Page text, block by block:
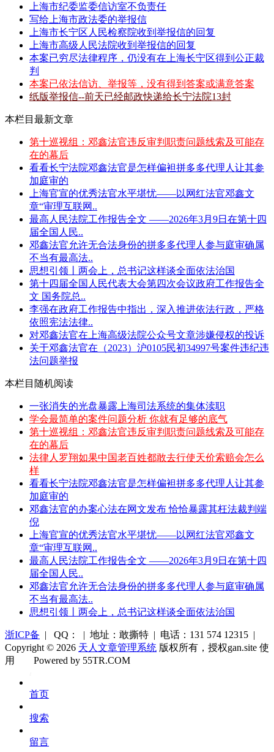
上海市纪委监委信访室不负责任
写给上海市政法委的举报信
上海市长宁区人民检察院收到举报信的回复
上海市高级人民法院收到举报信的回复
本案已穷尽法律程序，仍没有在上海长宁区得到公正裁
判
本案已依法信访、举报等，没有得到答案或满意答案
纸版举报信--前天已经邮政快递给长宁法院13封
本栏目最新文章
第十巡视组：邓鑫法官违反审判职责问题线索及可能存
在的幕后
看看长宁法院邓鑫法官是怎样偏袒拼多多代理人让其参
加庭审的
上海官宣的优秀法官水平堪忧——以网红法官邓鑫文
章“审理互联网..
最高人民法院工作报告全文 ——2026年3月9日在第十四
届全国人民..
邓鑫法官允许无合法身份的拼多多代理人参与庭审确属
不当有最高法..
思想引领丨两会上，总书记这样谈全面依法治国
第十四届全国人民代表大会第四次会议政府工作报告全
文 国务院总..
李强在政府工作报告中指出，深入推进依法行政，严格
依照宪法法律..
对邓鑫法官在上海高级法院公众号文章涉嫌侵权的投诉
关于邓鑫法官在（2023）沪0105民初34997号案件违纪违
法问题举报
本栏目随机阅读
一张消失的光盘暴露上海司法系统的集体渎职
学会最简单的案件问题分析 你就有足够的底气
第十巡视组：邓鑫法官违反审判职责问题线索及可能存
在的幕后
法律人罗翔如果中国老百姓都敢去行使天价索赔会怎么
样
看看长宁法院邓鑫法官是怎样偏袒拼多多代理人让其参
加庭审的
邓鑫法官的办案心法在网文发布 恰恰暴露其枉法裁判端
倪
上海官宣的优秀法官水平堪忧——以网红法官邓鑫文
章“审理互联网..
最高人民法院工作报告全文 ——2026年3月9日在第十四
届全国人民..
邓鑫法官允许无合法身份的拼多多代理人参与庭审确属
不当有最高法..
思想引领丨两会上，总书记这样谈全面依法治国
浙ICP备 | QQ： | 地址：敢撕特 | 电话：131 574 12315 |
Copyright © 2026 天人文章管理系统 版权所有，授权gan.site 使
用
库
Powered by 55TR.COM
首页
搜索
留言